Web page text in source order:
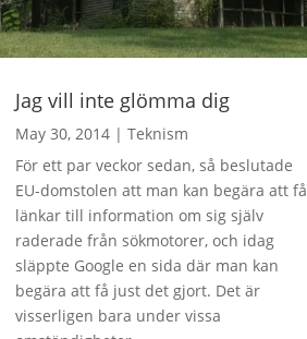
Jag vill inte glömma dig
May 30, 2014| Teknism
För ett par veckor sedan, så beslutade
EU-domstolen att man kan begära att få
länkar till information om sig själv
raderade från sökmotorer, och idag
släppte Google en sida där man kan
begära att få just det gjort. Det är
visserligen bara under vissa